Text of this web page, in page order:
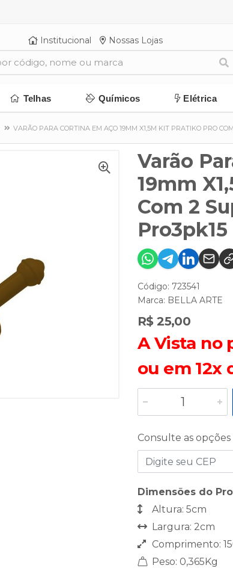
Institucional Nossas Lojas
Telhas Químicos Elétrica
VARÃO PARA CORTINA EM AÇO 19MM X1,5M KIT PRATIKO PRO
Varão
19mm
Com 2
Código: 723541
Marca: BELLA ARTE
R$ 25,00
A Vista no
ou em 12x
Consulte as
Dimensões do
Altura: 5cm
Largura: 2cm
Comprimento:
Peso: 0,365Kg